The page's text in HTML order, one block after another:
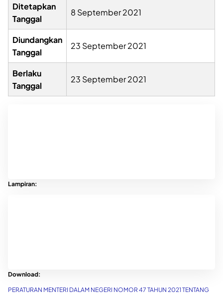
Ditetapkan
Tanggal
8 September 2021
Diundangkan
Tanggal
23 September 2021
Berlaku
Tanggal
23 September 2021
Lampiran:
Download:
PERATURAN MENTERI DALAM NEGERI NOMOR 47 TAHUN 2021 TENTANG